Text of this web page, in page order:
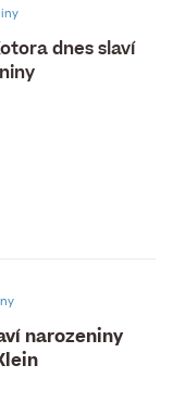
dnes slaví
narozeniny